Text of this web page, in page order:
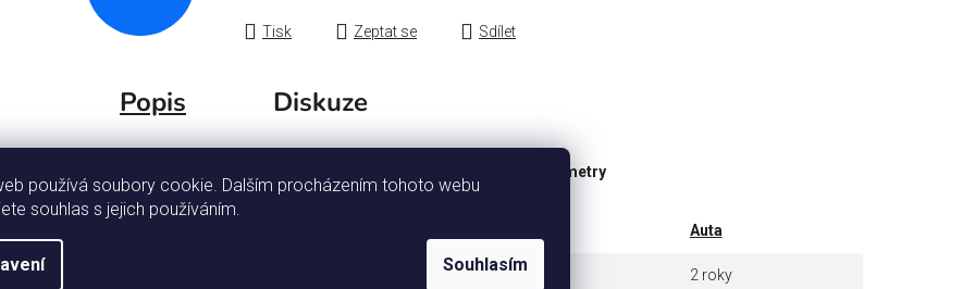
používá soubory cookie. Dalším procházením tohoto webu
souhlas s jejich používáním.
Souhlasím
Tisk Zeptat se Sdílet
Popis Diskuze
Doplňkové parametry
Auta
Záruka 2 roky